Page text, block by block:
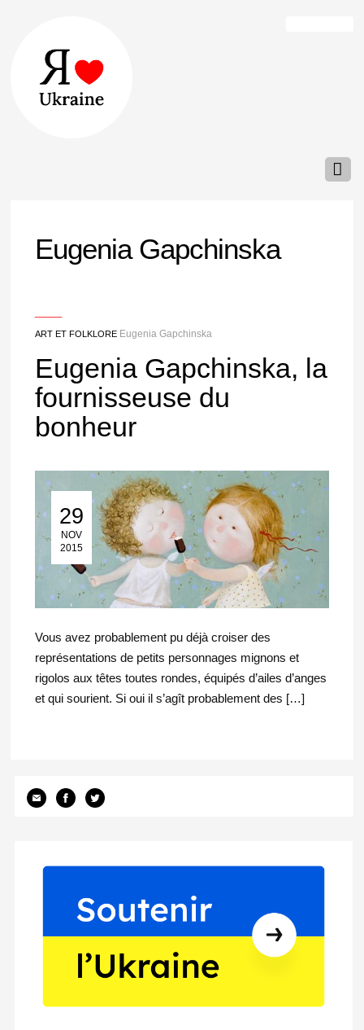
Eugenia Gapchinska
ART ET FOLKLORE Eugenia Gapchinska
Eugenia Gapchinska, la
fournisseuse du
bonheur
29
NOV
2015
29 Nov 2015
Vous avez probablement pu déjà croiser des
représentations de petits personnages mignons et
rigolos aux têtes toutes rondes, équipés d’ailes d’anges
et qui sourient. Si oui il s’agît probablement des […]